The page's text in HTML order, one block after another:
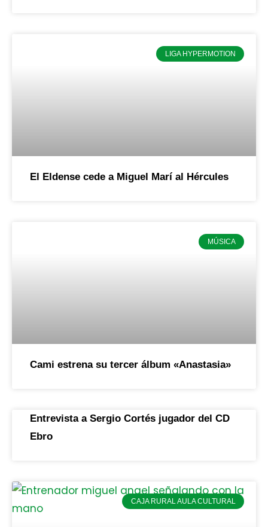
LIGA HYPERMOTION
El Eldense cede a Miguel Marí al Hércules
MÚSICA
Cami estrena su tercer álbum «Anastasia»
Entrevista a Sergio Cortés jugador del CD
Ebro
CAJA RURAL AULA CULTURAL